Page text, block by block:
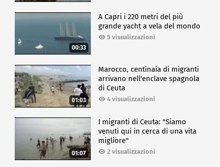
00:33
A Capri i 220 metri del più
grande yacht a vela del mondo
5 visualizzazioni
01:03
Marocco, centinaia di migranti
arrivano nell'enclave spagnola
di Ceuta
4 visualizzazioni
01:07
I migranti di Ceuta: "Siamo
venuti qui in cerca di una vita
migliore"
2 visualizzazioni